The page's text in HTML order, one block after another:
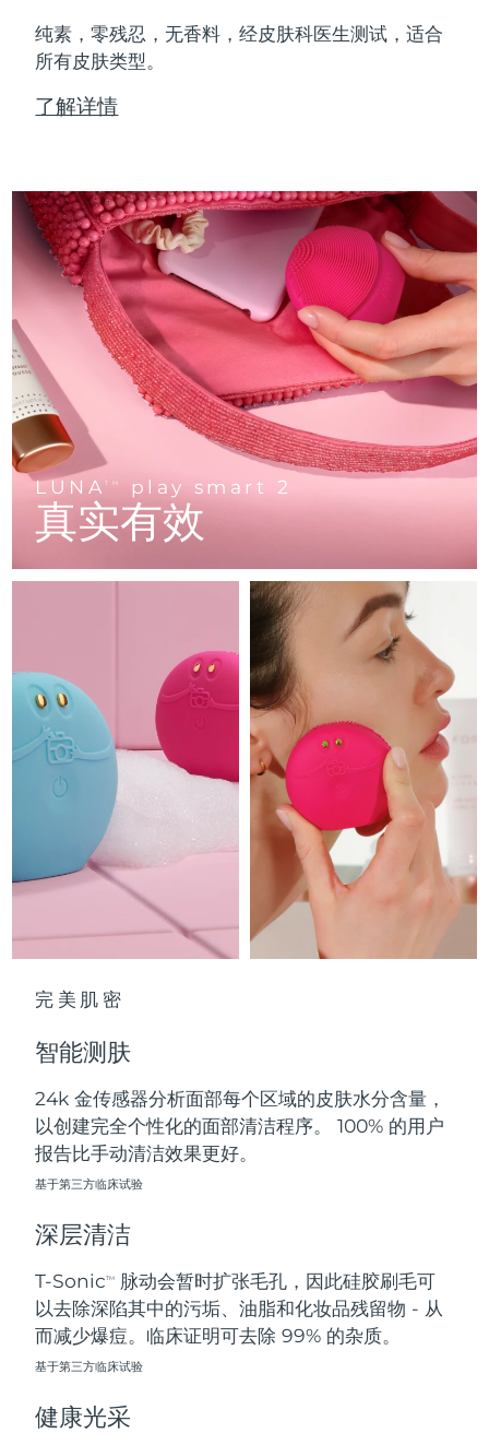
纯素，零残忍，无香料，经皮肤科医生测试，适合
所有皮肤类型。
了解详情
LUNATM play smart 2
真实有效
完美肌密
智能测肤
24k 金传感器分析面部每个区域的皮肤水分含量，
以创建完全个性化的面部清洁程序。 100% 的用户
报告比手动清洁效果更好。
基于第三方临床试验
深层清洁
T-SonicTM
脉动会暂时扩张毛孔，因此硅胶刷毛可
以去除深陷其中的污垢、油脂和化妆品残留物 - 从
而减少爆痘。临床证明可去除 99% 的杂质。
基于第三方临床试验
健康光采
FAQ™产品
All anti-aging treatments
FAQ™产品
All LED treatments
FAQ™ products
PEACH™ 2
Travel-friendly IPL hair removal
PEACH™ Cooling Prep Gel
Cooling IPL hair removal gel
LUNA™ 4 body
Firming body serum
痘肌护理
ESPADA™ 2
Acne treatment device
ESPADA™ Blemish Solution
Concentrated acne gel
ESPADA™ 设备
All acne treatment devices
眼部护理
IRIS™ 2
Rejuvenating eye massager
眼部护肤
Advanced eye care treatment
眼部护理设备
All revitalizing eye massagers
KIWI™ derma
Diamond microdermabrasion .
KIWI™
Blackhead remover
KIWI™ 皮肤护理
Advanced pore care essentials
LUNA™ 4 hair
2-in-1 LED scalp massager
FLIP™ play advanced
LED light hairbrush
LUNA™ Dual-Peptide Scalp
For healthy hair
牙齿美白
NEW
issa™ Teeth Whitening Set
Dual LED + sonic device & 18% PAP gel
issa™ Teeth Whitening Gel
18% PAP
更多的
护肤品 男士
FOREO APP
关于我们
直布罗陀
希腊
匈牙利 预计送达日期8/10/26
冰岛 预计送达日期8/11/26
印度尼西亚 预计送达日期8/8/26
爱尔兰 预计送达日期8/10/26
马恩岛
以色列 预计送达日期8/14/26
意大利
日本 预计送达日期8/13/26
预计送达日期 8/15/26
哈萨克斯坦 8/12/26
科威特 预计送达日期 8/10/26
拉脱维亚 预计送达日期 8/10/26
预计送达日期 8/11/26
立陶宛 预计送达日期 8/10/26
卢森堡 预计送达日期 8/10/26
马耳他
墨西哥 预计送达日期 8/14/26
摩纳哥
荷兰
新西兰 预计送达日期8/10/26
挪威 预计送达日期